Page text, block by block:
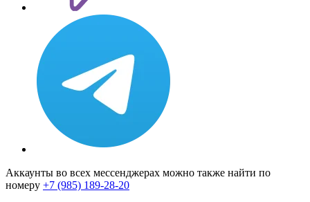
Аккаунты во всех мессенджерах можно также найти по
номеру +7 (985) 189-28-20